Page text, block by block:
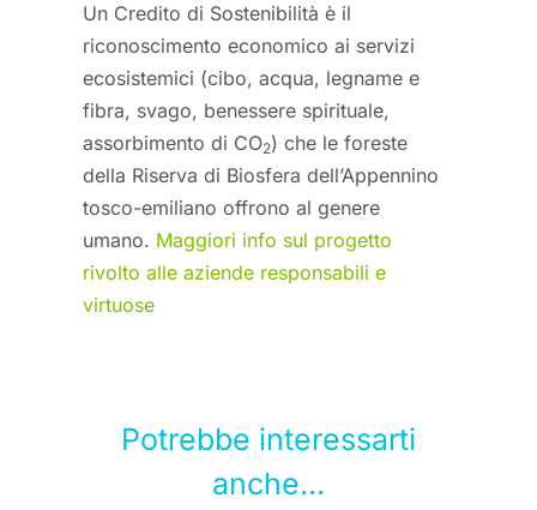
Un Credito di Sostenibilità è il
riconoscimento economico ai servizi
ecosistemici (cibo, acqua, legname e
fibra, svago, benessere spirituale,
assorbimento di CO2) che le foreste
della Riserva di Biosfera dell’Appennino
tosco-emiliano offrono al genere
umano. Maggiori info sul progetto
rivolto alle aziende responsabili e
virtuose
Potrebbe interessarti
anche...